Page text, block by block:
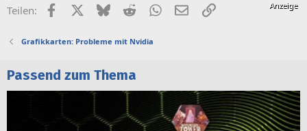
Teilen: FacebookX (Twitter)
BlueskyRedditWhatsApp
E-MailLink
Grafikkarten: Probleme mit Nvidia
Passend zum Thema